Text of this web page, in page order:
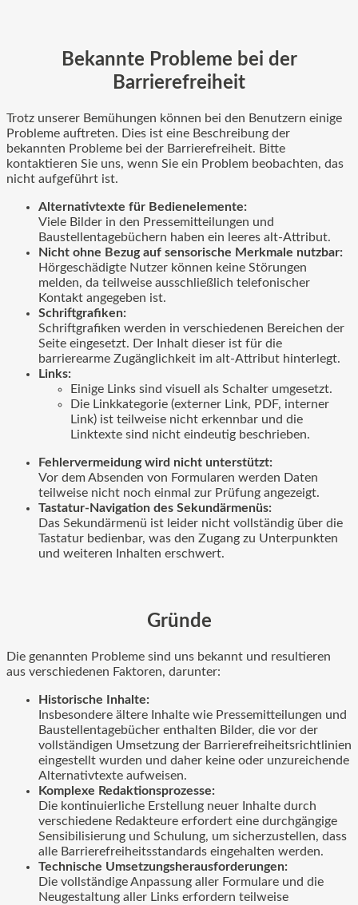
Bekannte Probleme bei der
Barrierefreiheit
Trotz unserer Bemühungen können bei den Benutzern einige
Probleme auftreten. Dies ist eine Beschreibung der
bekannten Probleme bei der Barrierefreiheit. Bitte
kontaktieren Sie uns, wenn Sie ein Problem beobachten, das
nicht aufgeführt ist.
Alternativtexte für Bedienelemente:
Viele Bilder in den Pressemitteilungen und
Baustellentagebüchern haben ein leeres alt-Attribut.
Nicht ohne Bezug auf sensorische Merkmale nutzbar:
Hörgeschädigte Nutzer können keine Störungen
melden, da teilweise ausschließlich telefonischer
Kontakt angegeben ist.
Schriftgrafiken:
Schriftgrafiken werden in verschiedenen Bereichen der
Seite eingesetzt. Der Inhalt dieser ist für die
barrierearme Zugänglichkeit im alt-Attribut hinterlegt.
Links:
Einige Links sind visuell als Schalter umgesetzt.
Die Linkkategorie (externer Link, PDF, interner
Link) ist teilweise nicht erkennbar und die
Linktexte sind nicht eindeutig beschrieben.
Fehlervermeidung wird nicht unterstützt:
Vor dem Absenden von Formularen werden Daten
teilweise nicht noch einmal zur Prüfung angezeigt.
Tastatur-Navigation des Sekundärmenüs:
Das Sekundärmenü ist leider nicht vollständig über die
Tastatur bedienbar, was den Zugang zu Unterpunkten
und weiteren Inhalten erschwert.
Gründe
Die genannten Probleme sind uns bekannt und resultieren
aus verschiedenen Faktoren, darunter:
Historische Inhalte:
Insbesondere ältere Inhalte wie Pressemitteilungen und
Baustellentagebücher enthalten Bilder, die vor der
vollständigen Umsetzung der Barrierefreiheitsrichtlinien
eingestellt wurden und daher keine oder unzureichende
Alternativtexte aufweisen.
Komplexe Redaktionsprozesse:
Die kontinuierliche Erstellung neuer Inhalte durch
verschiedene Redakteure erfordert eine durchgängige
Sensibilisierung und Schulung, um sicherzustellen, dass
alle Barrierefreiheitsstandards eingehalten werden.
Technische Umsetzungsherausforderungen:
Die vollständige Anpassung aller Formulare und die
Neugestaltung aller Links erfordern teilweise